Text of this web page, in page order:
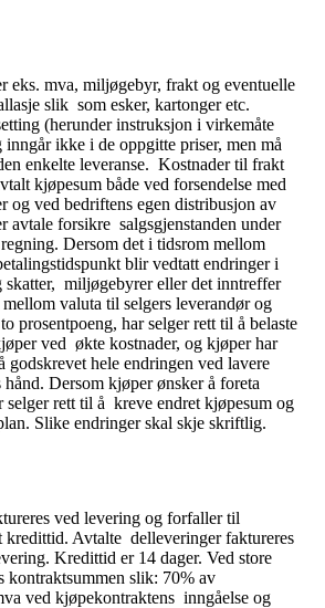
eks. mva, miljøgebyr, frakt og eventuelle
slik som esker, kartonger etc.
(herunder instruksjon i virkemåte
ikke i de oppgitte priser, men må
enkelte leveranse. Kostnader til frakt
kjøpesum både ved forsendelse med
og ved bedriftens egen distribusjon av
avtale forsikre salgsgjenstanden under
Dersom det i tidsrom mellom
blir vedtatt endringer i
miljøgebyrer eller det inntreffer
valuta til selgers leverandør og
prosentpoeng, har selger rett til å belaste
ved økte kostnader, og kjøper har
godskrevet hele endringen ved lavere
hånd. Dersom kjøper ønsker å foreta
selger rett til å kreve endret kjøpesum og
Slike endringer skal skje skriftlig.
ved levering og forfaller til
kredittid. Avtalte delleveringer faktureres
Kredittid er 14 dager. Ved store
kontraktsummen slik: 70% av
ved kjøpekontraktens inngåelse og